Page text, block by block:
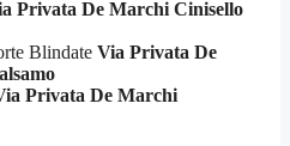
Privata De Marchi Cinisello
Blindate Via Privata De
Privata De Marchi